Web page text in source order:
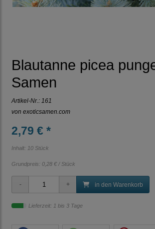
Blautanne picea
Samen
Artikel-Nr.: 161
von exoticsamen.com
2,79 € *
Inhalt: 10 Stück
Grundpreis: 0,28 € / Stück
in den Warenkorb
Lieferzeit: 1 bis 3 Tage